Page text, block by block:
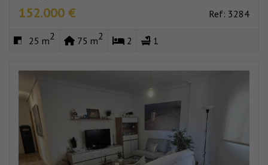
152.000 € Ref: 3284
25 m2 75 m2 2 1